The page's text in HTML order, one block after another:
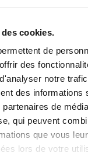
cookies.
de
des
notre
des informations
de
qui peuvent
que vous
lors de votre
(VD)
(VD)
(FR)